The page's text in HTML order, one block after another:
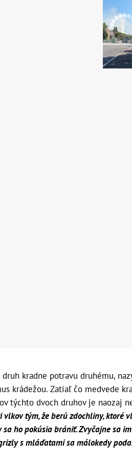
druh kradne potravu druhému,
krádežou. Zatiaľ čo medvede
týchto dvoch druhov je naozaj
vlkov tým, že berú zdochliny, ktoré
sa ho pokúsia brániť. Zvyčajne sa
s mláďatami sa málokedy